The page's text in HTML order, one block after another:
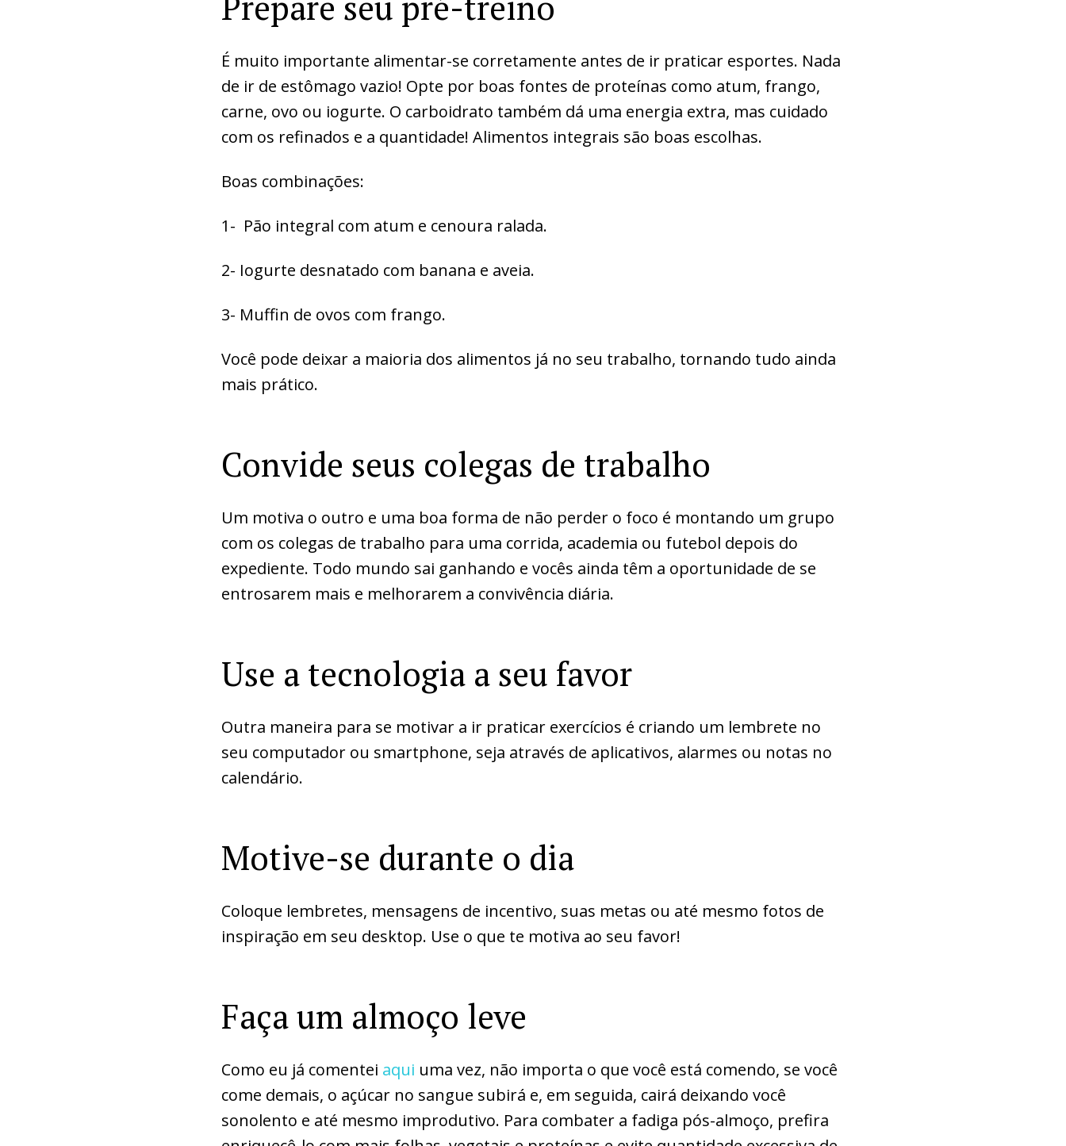
É muito importante alimentar-se corretamente antes de ir praticar esportes. Nada
de ir de estômago vazio! Opte por boas fontes de proteínas como atum, frango,
carne, ovo ou iogurte. O carboidrato também dá uma energia extra, mas cuidado
com os refinados e a quantidade! Alimentos integrais são boas escolhas.
Boas combinações:
1- Pão integral com atum e cenoura ralada.
2- Iogurte desnatado com banana e aveia.
3- Muffin de ovos com frango.
Você pode deixar a maioria dos alimentos já no seu trabalho, tornando tudo ainda
mais prático.
Convide seus colegas de trabalho
Um motiva o outro e uma boa forma de não perder o foco é montando um grupo
com os colegas de trabalho para uma corrida, academia ou futebol depois do
expediente. Todo mundo sai ganhando e vocês ainda têm a oportunidade de se
entrosarem mais e melhorarem a convivência diária.
Use a tecnologia a seu favor
Outra maneira para se motivar a ir praticar exercícios é criando um lembrete no
seu computador ou smartphone, seja através de aplicativos, alarmes ou notas no
calendário.
Motive-se durante o dia
Coloque lembretes, mensagens de incentivo, suas metas ou até mesmo fotos de
inspiração em seu desktop. Use o que te motiva ao seu favor!
Faça um almoço leve
Como eu já comentei aqui uma vez, não importa o que você está comendo, se você
come demais, o açúcar no sangue subirá e, em seguida, cairá deixando você
sonolento e até mesmo improdutivo. Para combater a fadiga pós-almoço, prefira